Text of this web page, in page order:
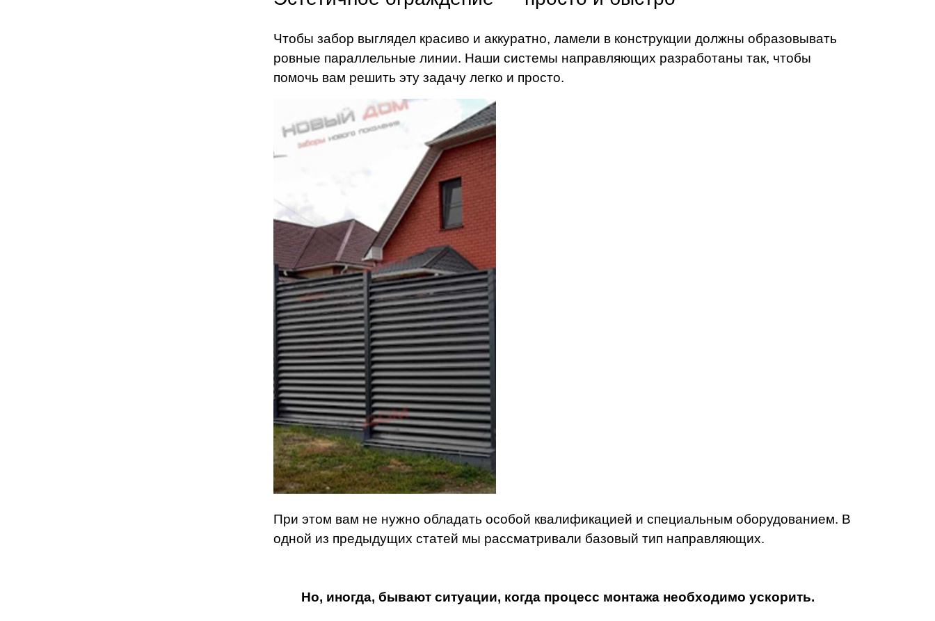
Чтобы забор выглядел красиво и аккуратно, ламели в конструкции должны образовывать
ровные параллельные линии. Наши системы направляющих разработаны так, чтобы
помочь вам решить эту задачу легко и просто.
При этом вам не нужно обладать особой квалификацией и специальным оборудованием. В
одной из предыдущих статей мы рассматривали базовый тип направляющих.
Но, иногда, бывают ситуации, когда процесс монтажа необходимо ускорить.